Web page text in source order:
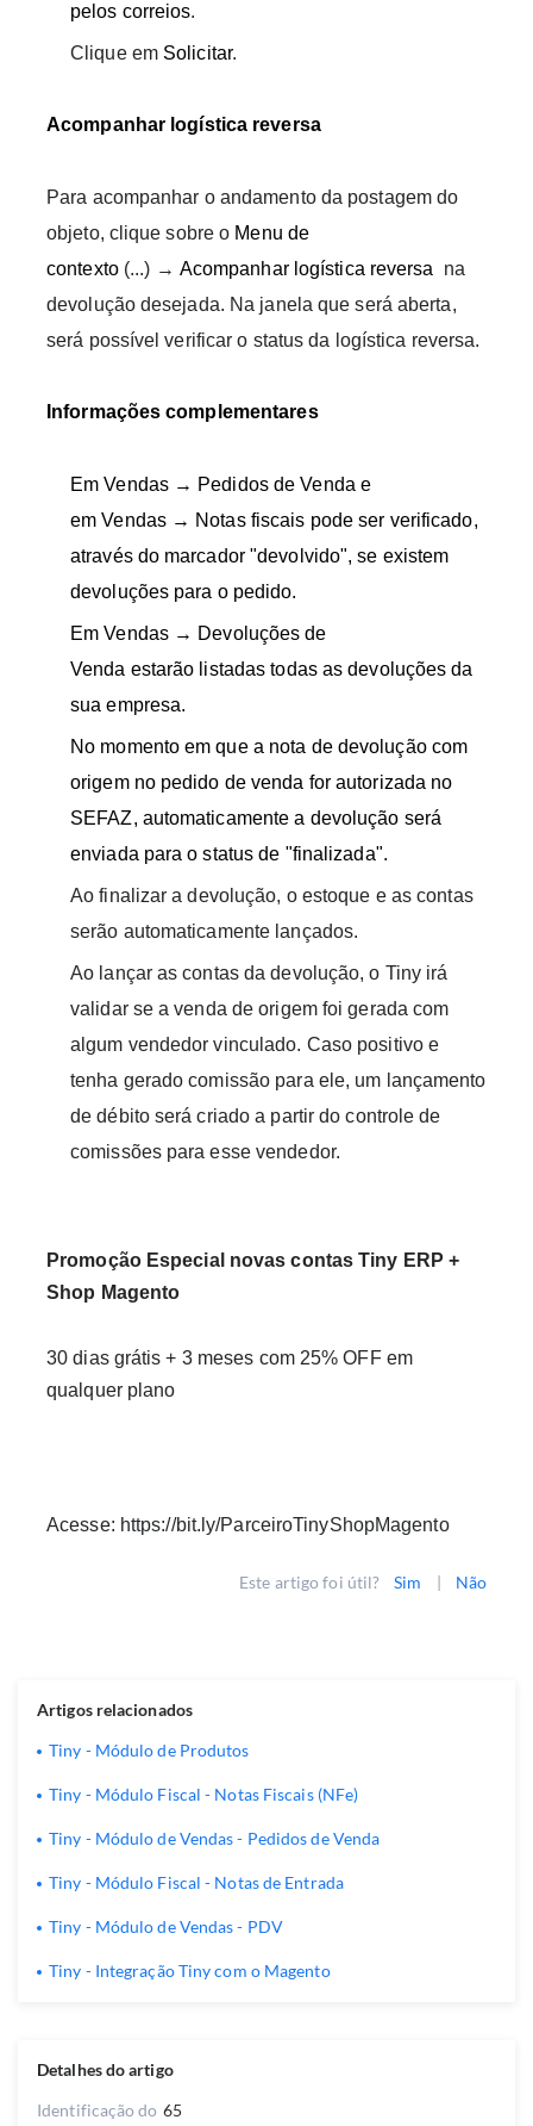
pelos correios.
Clique em Solicitar.
Acompanhar logística reversa
Para acompanhar o andamento da postagem do
objeto, clique sobre o Menu de
contexto (...) → Acompanhar logística reversa na
devolução desejada. Na janela que será aberta,
será possível verificar o status da logística reversa.
Informações complementares
Em Vendas → Pedidos de Venda e
em Vendas → Notas fiscais pode ser verificado,
através do marcador "devolvido", se existem
devoluções para o pedido.
Em Vendas → Devoluções de
Venda estarão listadas todas as devoluções da
sua empresa.
No momento em que a nota de devolução com
origem no pedido de venda for autorizada no
SEFAZ, automaticamente a devolução será
enviada para o status de "finalizada".
Ao finalizar a devolução, o estoque e as contas
serão automaticamente lançados.
Ao lançar as contas da devolução, o Tiny irá
validar se a venda de origem foi gerada com
algum vendedor vinculado. Caso positivo e
tenha gerado comissão para ele, um lançamento
de débito será criado a partir do controle de
comissões para esse vendedor.
Promoção Especial novas contas Tiny ERP +
Shop Magento
30 dias grátis + 3 meses com 25% OFF em
qualquer plano
Acesse: https://bit.ly/ParceiroTinyShopMagento
Este artigo foi útil? Sim | Não
Detalhes do artigo
Identificação do 65
Artigos relacionados
Tiny - Módulo de Produtos
Tiny - Módulo Fiscal - Notas Fiscais (NFe)
Tiny - Módulo de Vendas - Pedidos de Venda
Tiny - Módulo Fiscal - Notas de Entrada
Tiny - Módulo de Vendas - PDV
Tiny - Integração Tiny com o Magento